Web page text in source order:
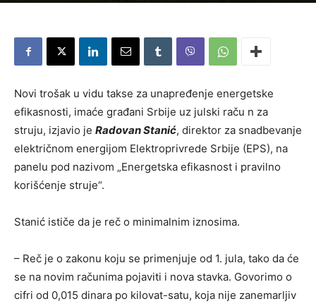
Novi trošak u vidu takse za unapređenje energetske
efikasnosti, imaće građani Srbije uz julski raču n za
struju, izjavio je Radovan Stanić, direktor za snadbevanje
električnom energijom Elektroprivrede Srbije (EPS), na
panelu pod nazivom „Energetska efikasnost i pravilno
korišćenje struje“.
Stanić ističe da je reč o minimalnim iznosima.
– Reč je o zakonu koju se primenjuje od 1. jula, tako da će
se na novim računima pojaviti i nova stavka. Govorimo o
cifri od 0,015 dinara po kilovat-satu, koja nije zanemarljiv